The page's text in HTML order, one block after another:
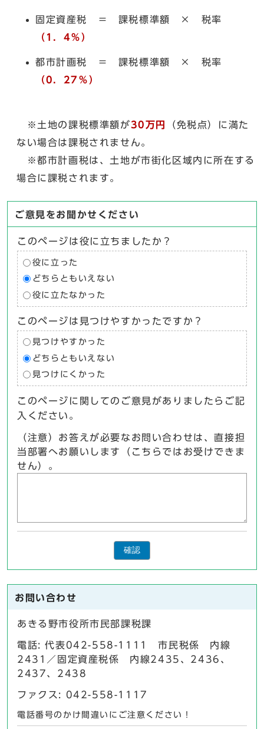
固定資産税 ＝ 課税標準額 × 税率
（ 1．4％）
都市計画税 ＝ 課税標準額 × 税率
（0．27％）
※土地の課税標準額が30万円
（免税点）に満た
ない場合は課税されません。
※都市計画税は、土地が市街化区域内に所在する
場合に課税されます。
ご意見をお聞かせください
このページは役に立ちましたか？
役に立った
どちらともいえない
役に立たなかった
このページは見つけやすかったですか？
見つけやすかった
どちらともいえない
見つけにくかった
このページに関してのご意見がありましたらご記
入ください。
（注意）お答えが必要なお問い合わせは、直接担
当部署へお願いします（こちらではお受けできま
せん）。
確認
お問い合わせ
あきる野市役所市民部課税課
電話: 代表042-558-1111 市民税係 内線
2431／固定資産税係 内線2435、2436、
2437、2438
ファクス: 042-558-1117
電話番号のかけ間違いにご注意ください！